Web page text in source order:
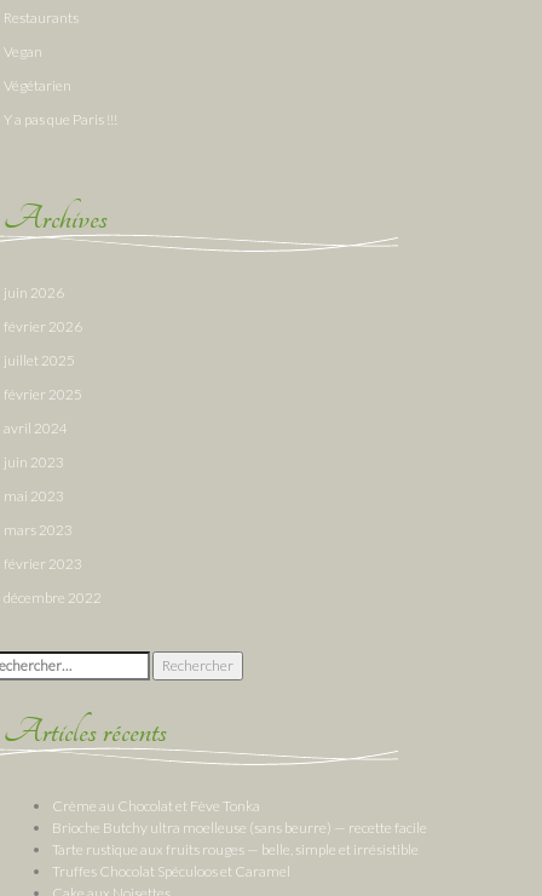
Restaurants
Vegan
Végétarien
Y a pas que Paris !!!
Archives
juin 2026
février 2026
juillet 2025
février 2025
avril 2024
juin 2023
mai 2023
mars 2023
février 2023
décembre 2022
:
Articles récents
Crème au Chocolat et Fève Tonka
Brioche Butchy ultra moelleuse (sans beurre) — recette facile
Tarte rustique aux fruits rouges — belle, simple et irrésistible
Truffes Chocolat Spéculoos et Caramel